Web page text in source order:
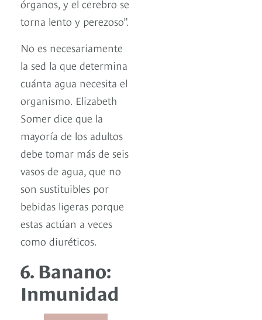
órganos, y el cerebro se
torna lento y perezoso”.
No es necesariamente
la sed la que determina
cuánta agua necesita el
organismo. Elizabeth
Somer dice que la
mayoría de los adultos
debe tomar más de seis
vasos de agua, que no
son sustituibles por
bebidas ligeras porque
estas actúan a veces
como diuréticos.
6. Banano:
Inmunidad